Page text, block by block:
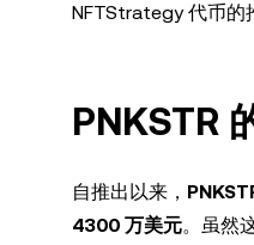
NFTStrategy 代币的
PNKSTR
自推出以来，
4300 万美元。虽然